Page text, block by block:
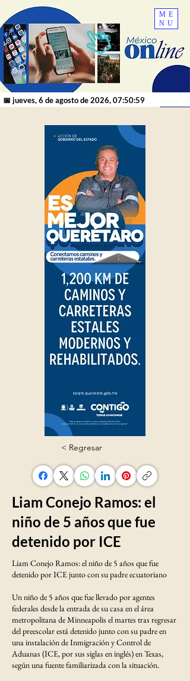
ME
NU
📅 jueves, 6 de agosto de 2026, 07:50:59
< Regresar
Liam Conejo Ramos: el
niño de 5 años que fue
detenido por ICE
Liam Conejo Ramos: el niño de 5 años que fue
detenido por ICE junto con su padre ecuatoriano
Un niño de 5 años que fue llevado por agentes
federales desde la entrada de su casa en el área
metropolitana de Minneapolis el martes tras regresar
del preescolar está detenido junto con su padre en
una instalación de Inmigración y Control de
Aduanas (ICE, por sus siglas en inglés) en Texas,
según una fuente familiarizada con la situación.